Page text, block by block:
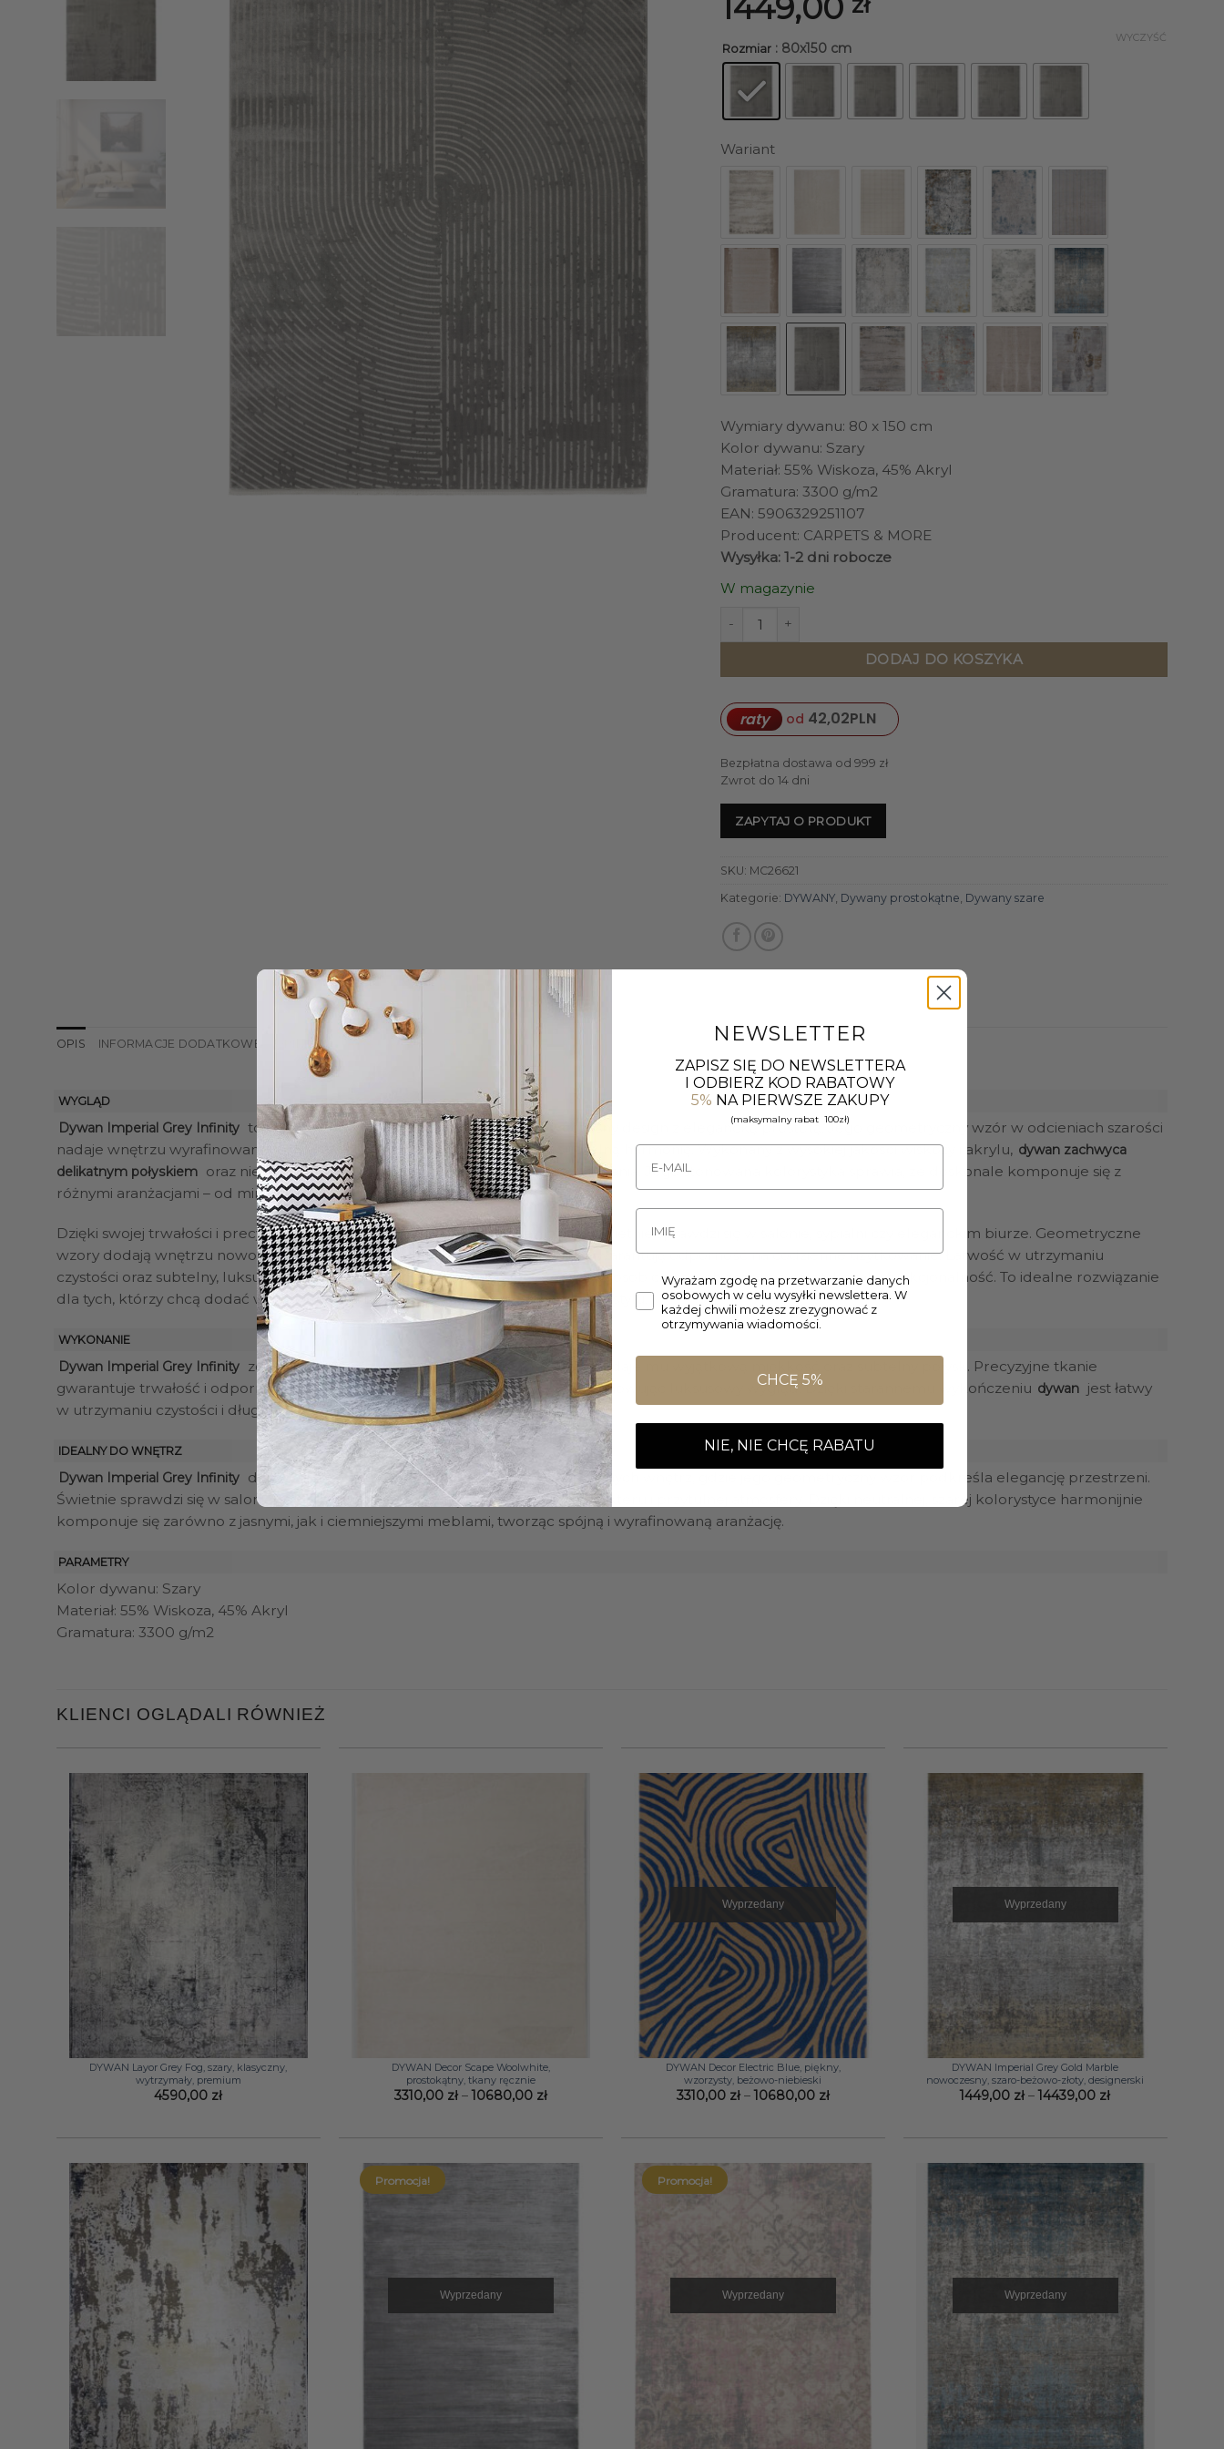
Rozmiar : 80x150 cm
WYCZYŚĆ
Wariant
Wymiary dywanu: 80 x 150 cm
Kolor dywanu: Szary
Materiał: 55% Wiskoza, 45% Akryl
Gramatura: 3300 g/m2
EAN: 5906329251107
Producent: CARPETS & MORE
Wysyłka: 1-2 dni robocze
W magazynie
ilość DYWAN Imperial Grey Infinity nowoczesny, geometryczny, szary,
DODAJ DO KOSZYKA
raty od 42,02PLN
Bezpłatna dostawa od 999 zł
Zwrot do 14 dni
ZAPYTAJ O PRODUKT
SKU: MC26621
Kategorie: DYWANY Dywany prostokątne Dywany szare
OPIS INFORMACJE DODATKOWE OPINIE (0)
WYGLĄD
Dywan Imperial Grey Infinity to stylowy element wystroju, który łączy nowoczesny design z elegancką prostotą. Jego geometryczny wzór w odcieniach szarości
nadaje wnętrzu wyrafinowanego charakteru, jednocześnie zachowując subtelną harmonię. Wykonany z wysokiej jakości wiskozy i akrylu, dywan zachwyca
delikatnym połyskiem oraz niezwykłą miękkością, zapewniając komfort użytkowania. Jego stonowana kolorystyka sprawia, że doskonale komponuje się z
różnymi aranżacjami – od minimalistycznych po bardziej klasyczne przestrzenie.
Dzięki swojej trwałości i precyzyjnemu wykonaniudywan Imperial Grey Infinity
świetnie sprawdzi się w salonie, sypialni czy eleganckim biurze. Geometryczne
wzory dodają wnętrzu nowoczesnego akcentu, a wysokiej jakości materiały gwarantują odporność na codzienne użytkowanie. Łatwość w utrzymaniu
czystości oraz subtelny, luksusowy wygląd czynią go doskonałym wyborem dla osób ceniących zarówno estetykę, jak i funkcjonalność. To idealne rozwiązanie
dla tych, którzy chcą dodać wnętrzu ponadczasowej elegancji i designerskiego stylu.
WYKONANIE
Dywan Imperial Grey Infinity został wykonany z połączenia wiskozy i akrylu, co nadaje mu wyjątkową miękkość oraz subtelny połysk. Precyzyjne tkanie
gwarantuje trwałość i odporność na codzienne użytkowanie, jednocześnie zachowując luksusowy wygląd. Dzięki starannemu wykończeniu dywan jest łatwy
w utrzymaniu czystości i długo zachowuje swój elegancki charakter.
IDEALNY DO WNĘTRZ
Dywan Imperial Grey Infinity doskonale pasuje do nowoczesnych i minimalistycznych wnętrz, gdzie jego geometryczny wzór podkreśla elegancję przestrzeni.
Świetnie sprawdzi się w salonie, sypialni czy biurze, dodając im stylowego charakteru i przytulnej atmosfery. Dzięki neutralnej, szarej kolorystyce harmonijnie
komponuje się zarówno z jasnymi, jak i ciemniejszymi meblami, tworząc spójną i wyrafinowaną aranżację.
PARAMETRY
Kolor dywanu: Szary
Materiał: 55% Wiskoza, 45% Akryl
Gramatura: 3300 g/m2
KLIENCI OGLĄDALI RÓWNIEŻ
+
DYWAN Layor Grey Fog, szary, klasyczny,
wytrzymały, premium
4590,00 zł
DYWAN Decor Scape Woolwhite,
prostokątny, tkany ręcznie
3310,00 zł – 10680,00 złZakres
do
+
Wyprzedany
DYWAN Decor Electric Blue, piękny,
wzorzysty, beżowo-niebieski
3310,00 zł – 10680,00 złZakres
do
Wyprzedany
DYWAN Imperial Grey Gold Marble
nowoczesny, szaro-beżowo-złoty, designerski
1449,00 zł – 14439,00 złZakres
do
+
Promocja!
Wyprzedany
Promocja!
Wyprzedany Wyprzedany
NEWSLETTER
ZAPISZ SIĘ DO NEWSLETTERA
I ODBIERZ KOD RABATOWY
5% NA PIERWSZE ZAKUPY
(maksymalny rabat 100zł)
Wyrażam zgodę na przetwarzanie danych
osobowych w celu wysyłki newslettera. W
każdej chwili możesz zrezygnować z
otrzymywania wiadomości.
CHCĘ 5%
NIE, NIE CHCĘ RABATU